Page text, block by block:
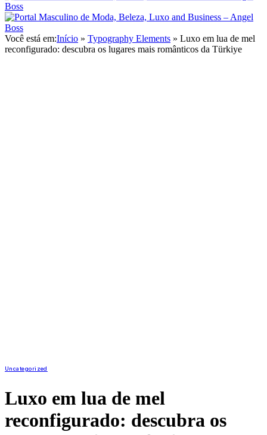
Você está em:Início » Typography Elements » Luxo em lua de mel
reconfigurado: descubra os lugares mais românticos da Türkiye
Uncategorized
Luxo em lua de mel
reconfigurado: descubra os